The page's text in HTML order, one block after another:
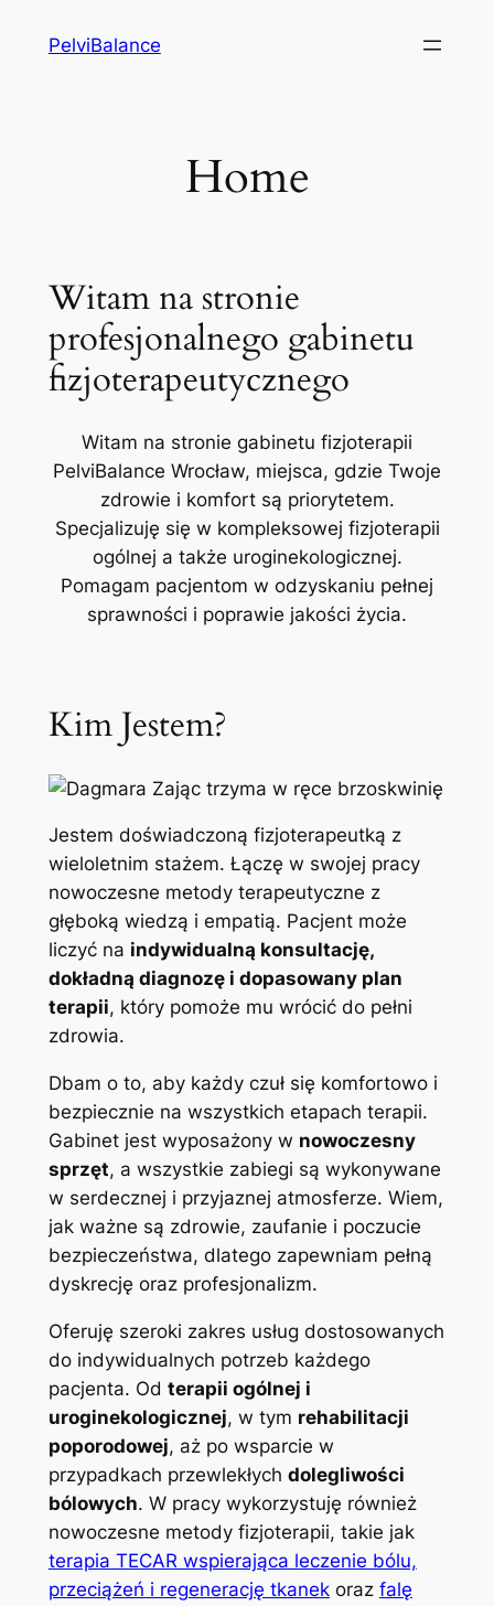
PelviBalance
Home
Witam na stronie
profesjonalnego gabinetu
fizjoterapeutycznego
Witam na stronie gabinetu fizjoterapii
PelviBalance Wrocław, miejsca, gdzie Twoje
zdrowie i komfort są priorytetem.
Specjalizuję się w kompleksowej fizjoterapii
ogólnej a także uroginekologicznej.
Pomagam pacjentom w odzyskaniu pełnej
sprawności i poprawie jakości życia.
Kim Jestem?
Jestem doświadczoną fizjoterapeutką z
wieloletnim stażem. Łączę w swojej pracy
nowoczesne metody terapeutyczne z
głęboką wiedzą i empatią. Pacjent może
liczyć na indywidualną konsultację,
dokładną diagnozę i dopasowany plan
terapii, który pomoże mu wrócić do pełni
zdrowia.
Dbam o to, aby każdy czuł się komfortowo i
bezpiecznie na wszystkich etapach terapii.
Gabinet jest wyposażony w nowoczesny
sprzęt, a wszystkie zabiegi są wykonywane
w serdecznej i przyjaznej atmosferze. Wiem,
jak ważne są zdrowie, zaufanie i poczucie
bezpieczeństwa, dlatego zapewniam pełną
dyskrecję oraz profesjonalizm.
Oferuję szeroki zakres usług dostosowanych
do indywidualnych potrzeb każdego
pacjenta. Od terapii ogólnej i
uroginekologicznej, w tym rehabilitacji
poporodowej, aż po wsparcie w
przypadkach przewlekłych dolegliwości
bólowych. W pracy wykorzystuję również
nowoczesne metody fizjoterapii, takie jak
terapia TECAR wspierająca leczenie bólu,
przeciążeń i regenerację tkanekoraz falę